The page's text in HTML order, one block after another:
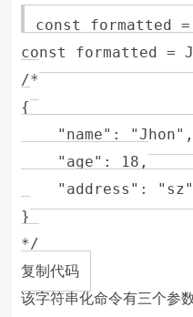
const formatted
const formatted
/*
{
    "name": "Jhon",
    "age": 18,
    "address": "sz"
}
*/
复制代码
该字符串化命令有三个参